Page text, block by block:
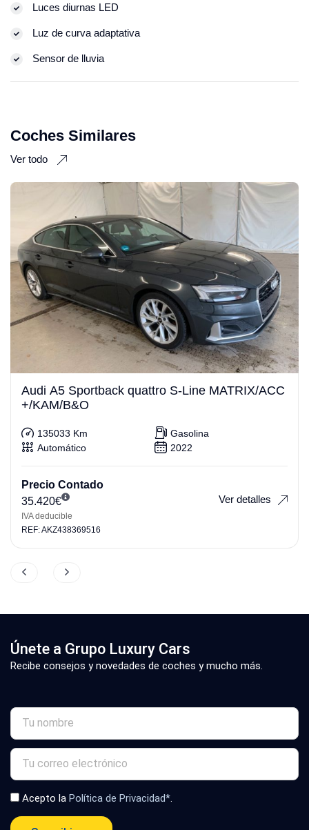
Luces diurnas LED
Luz de curva adaptativa
Sensor de lluvia
Coches Similares
Ver todo
Audi A5 Sportback quattro S-Line MATRIX/ACC
+/KAM/B&O
135033 Km
Gasolina
Automático
2022
Precio Contado
35.420€
IVA deducible
Ver detalles
REF: AKZ438369516
Únete a Grupo Luxury Cars
Recibe consejos y novedades de coches y mucho más.
Acepto la Política de Privacidad*